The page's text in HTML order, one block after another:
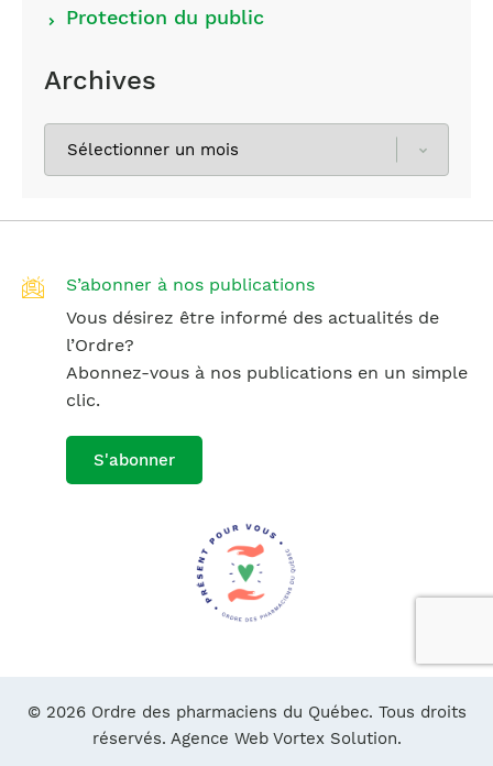
Protection du public
Archives
S’abonner à nos publications
Vous désirez être informé des actualités de
l’Ordre?
Abonnez-vous à nos publications en un simple
clic.
S'abonner
© 2026 Ordre des pharmaciens du Québec. Tous droits
réservés. Agence Web Vortex Solution.